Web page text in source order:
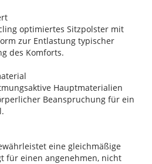
optimiertes Sitzpolster mit
zur Entlastung typischer
des Komforts.
Hauptmaterialien
Beanspruchung für ein
eine gleichmäßige
für einen angenehmen, nicht